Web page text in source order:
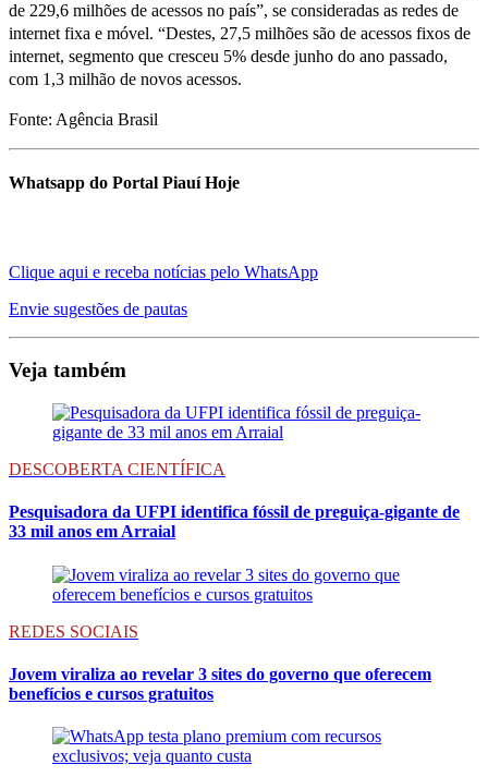
de 229,6 milhões de acessos no país”, se consideradas as redes de
internet fixa e móvel. “Destes, 27,5 milhões são de acessos fixos de
internet, segmento que cresceu 5% desde junho do ano passado,
com 1,3 milhão de novos acessos.
Fonte: Agência Brasil
Whatsapp do Portal Piauí Hoje
Clique aqui e receba notícias pelo WhatsApp
Envie sugestões de pautas
Veja também
DESCOBERTA CIENTÍFICA
Pesquisadora da UFPI identifica fóssil de preguiça-gigante de
33 mil anos em Arraial
REDES SOCIAIS
Jovem viraliza ao revelar 3 sites do governo que oferecem
benefícios e cursos gratuitos